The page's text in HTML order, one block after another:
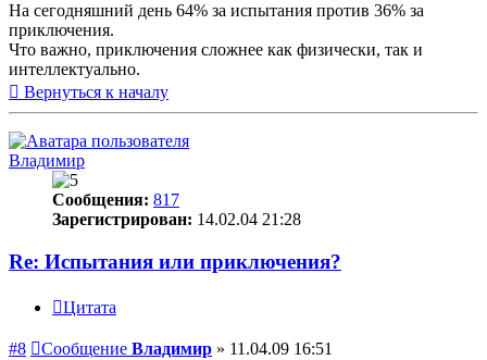
На сегодняшний день 64% за испытания против 36% за
приключения.
Что важно, приключения сложнее как физически, так и
интеллектуально.
Вернуться к началу
Владимир
Сообщения: 817
Зарегистрирован: 14.02.04 21:28
Re: Испытания или приключения?
Цитата
#8 Сообщение Владимир » 11.04.09 16:51